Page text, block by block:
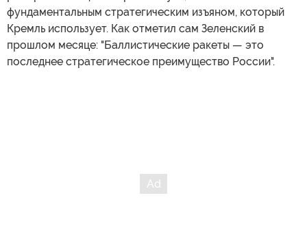
фундаментальным стратегическим изъяном, который
Кремль использует. Как отметил сам Зеленский в
прошлом месяце: "Баллистические ракеты — это
последнее стратегическое преимущество России".